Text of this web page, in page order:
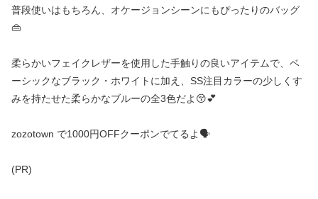
普段使いはもちろん、オケージョンシーンにもぴったりのバッグ
👜
柔らかいフェイクレザーを使用した手触りの良いアイテムで、ベ
ーシックなブラック・ホワイトに加え、SS注目カラーの少しくす
みを持たせた柔らかなブルーの全3色だよ😚💕
zozotown で1000円OFFクーポンでてるよ🗣️
(PR)